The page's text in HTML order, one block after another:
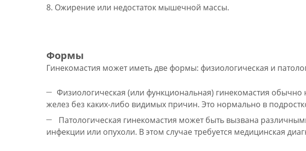
8. Ожирение или недостаток мышечной массы.
Формы
Гинекомастия может иметь две формы: физиологическая и
Физиологическая (или функциональная) гинекомастия
желез без каких-либо видимых причин. Это нормально в
Патологическая гинекомастия может быть вызвана
инфекции или опухоли. В этом случае требуется медицинская